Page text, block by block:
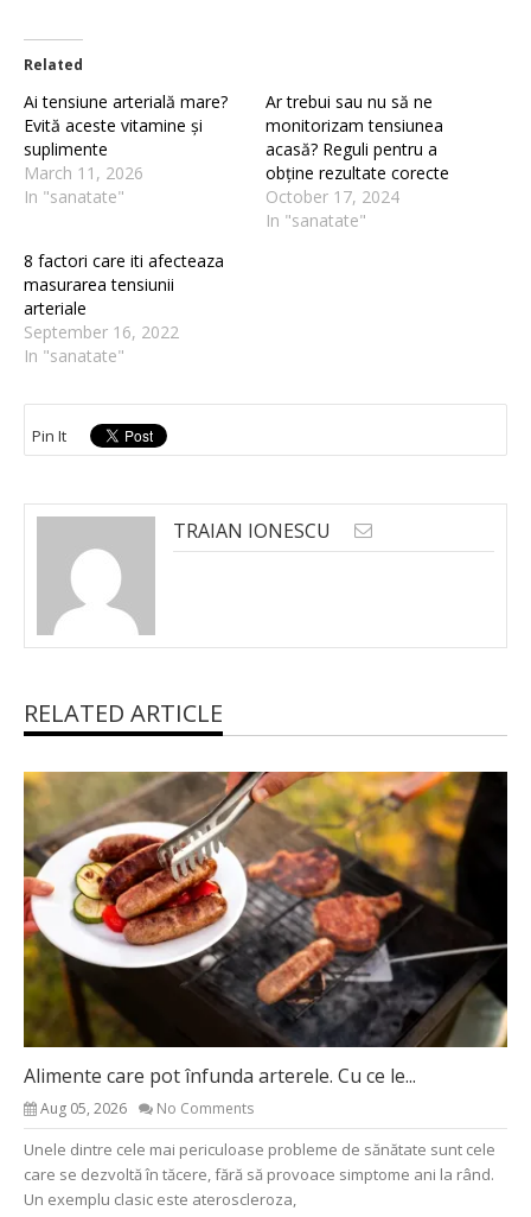
Related
Ai tensiune arterială mare?
Evită aceste vitamine și
suplimente
March 11, 2026
In "sanatate"
Ar trebui sau nu să ne
monitorizam tensiunea
acasă? Reguli pentru a
obține rezultate corecte
October 17, 2024
In "sanatate"
8 factori care iti afecteaza
masurarea tensiunii
arteriale
September 16, 2022
In "sanatate"
Pin It
TRAIAN IONESCU
RELATED ARTICLE
Alimente care pot înfunda arterele. Cu ce le...
Aug 05, 2026 No Comments
Unele dintre cele mai periculoase probleme de sănătate sunt cele
care se dezvoltă în tăcere, fără să provoace simptome ani la rând.
Un exemplu clasic este ateroscleroza,